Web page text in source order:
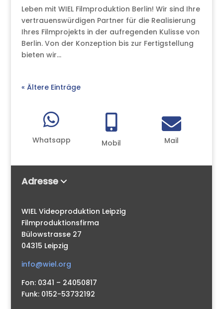
Leben mit WIEL Filmproduktion Berlin! Wir sind Ihre
vertrauenswürdigen Partner für die Realisierung
Ihres Filmprojekts in der aufregenden Kulisse von
Berlin. Von der Konzeption bis zur Fertigstellung
bieten wir...
« Ältere Einträge

Whatsapp

Mobil

Mail
Adresse
WIEL Videoproduktion Leipzig
Filmproduktionsfirma
Bülowstrasse 27
04315 Leipzig
info@wiel.org
Fon: 0341 – 24050817
Funk: 0152-53732192